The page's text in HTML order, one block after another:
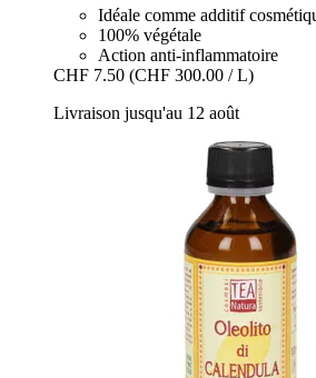
Idéale comme additif
100% végétale
Action anti-inflammatoire
CHF 7.50 (CHF 300.00 / L)
Livraison jusqu'au 12 août